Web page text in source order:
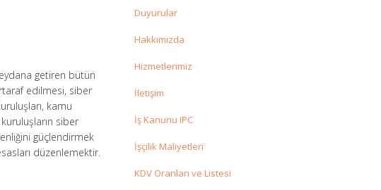
getiren bütün
edilmesi, siber
kamu
siber
güçlendirmek
düzenlemektir.
Duyurular
Hakkımızda
Hizmetlerimiz
İletişim
İş Kanunu IPC
İşçilik Maliyetleri
KDV Oranları ve Listesi